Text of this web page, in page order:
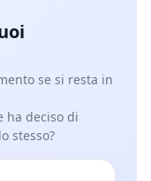
se si resta in
ha deciso di
stesso?